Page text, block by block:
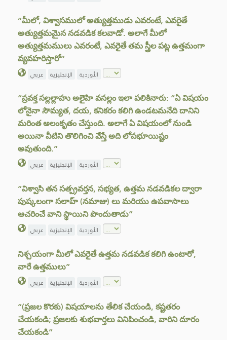
“మీలో, విశ్వాసములో అత్యుత్తముడు ఎవరంటే, ఎవరైతే
అత్యుత్తమమైన నడవడిక కలవాడో. అలాగే మీలో
అత్యుత్తమములు ఎవరంటే, ఎవరైతే తమ స్త్రీల పట్ల ఉత్తమంగా
వ్యవహరిస్తారో”
عربي الإنجليزية الأوردية
“ప్రవక్త సల్లల్లాహు అలైహి వసల్లం ఇలా పలికినారు: “ఏ విషయం
లోనైనా సౌమ్యత, దయ, కనికరం కలిగి ఉండటమనేది దానిని
మరింత అలంకృతం చేస్తుంది. అలాగే ఏ విషయంలో నుండి
అయినా వీటిని తొలిగించి వేస్తే అది లోపభూయిష్టం
అవుతుంది.”
عربي الإنجليزية الأوردية
“విశ్వాసి తన సత్ప్రవర్తన, సభ్యత, ఉత్తమ నడవడికల ద్వారా
పుష్కలంగా సలాహ్ (నమాజు) లు మరియు ఉపవాసాలు
ఆచరించే వాని స్థాయిని పొందుతాడు”
عربي الإنجليزية الأوردية
నిశ్చయంగా మీలో ఎవరైతే ఉత్తమ నడవడిక కలిగి ఉంటారో,
వారే ఉత్తములు”
عربي الإنجليزية الأوردية
“(ప్రజల కొరకు) విషయాలను తేలిక చేయండి, కష్టతరం
చేయకండి; ప్రజలకు శుభవార్తలు వినిపించండి, వారిని దూరం
చేయకండి”